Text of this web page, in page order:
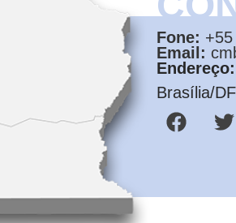
Fone:
Email:
Endereço:
Brasília/DF